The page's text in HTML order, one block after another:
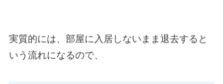
実質的には、部屋に入居しないまま退去すると
いう流れになるので、